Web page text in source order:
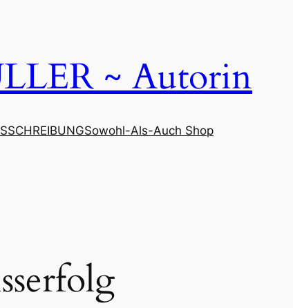
~ Autorin
Sowohl-Als-Auch Shop